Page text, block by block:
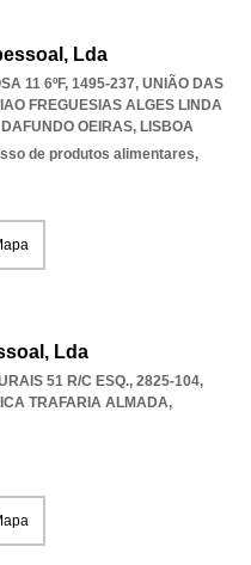
Lda
11 6ºF, 1495-237, UNIÃO DAS
FREGUESIAS ALGES LINDA
OEIRAS, LISBOA
de produtos alimentares,
Lda
51 R/C ESQ., 2825-104,
TRAFARIA ALMADA,